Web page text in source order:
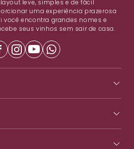
leve, simples e de fácil
uma experiência prazerosa
você encontra grandes nomes e
seus vinhos sem sair de casa.